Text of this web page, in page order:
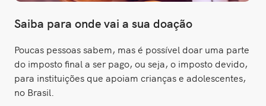
Saiba para onde vai a sua doação
Poucas pessoas sabem, mas é possível doar uma parte
do imposto final a ser pago, ou seja, o imposto devido,
para instituições que apoiam crianças e adolescentes,
no Brasil.